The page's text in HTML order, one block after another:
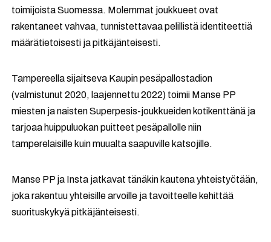
toimijoista Suomessa. Molemmat joukkueet ovat
rakentaneet vahvaa, tunnistettavaa pelillistä identiteettiä
määrätietoisesti ja pitkäjänteisesti.
Tampereella sijaitseva Kaupin pesäpallostadion
(valmistunut 2020, laajennettu 2022) toimii Manse PP
miesten ja naisten Superpesis-joukkueiden kotikenttänä ja
tarjoaa huippuluokan puitteet pesäpallolle niin
tamperelaisille kuin muualta saapuville katsojille.
Manse PP ja Insta jatkavat tänäkin kautena yhteistyötään,
joka rakentuu yhteisille arvoille ja tavoitteelle kehittää
suorituskykyä pitkäjänteisesti.